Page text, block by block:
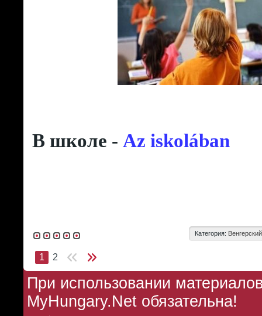
В школе - Az iskolában
Категория:
1 2
При использовании
MyHungary.Net обязательна!